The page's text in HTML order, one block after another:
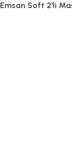
Emsan Soft 2'li